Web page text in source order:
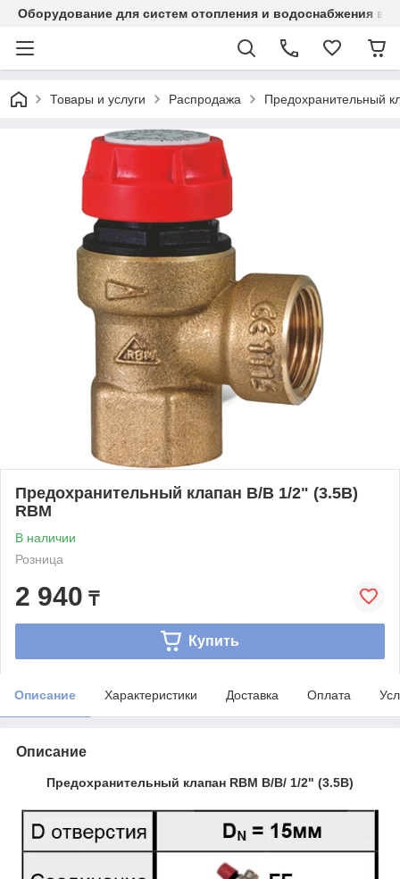
Оборудование для систем отопления и водоснабжения в
Товары и услуги Распродажа Предохранительный
Предохранительный клапан B/B 1/2" (3.5B)
RBM
В наличии
Розница
2 940 ₸
Купить
Описание Характеристики Доставка Оплата
Описание
Предохранительный клапан RBM B/B/ 1/2" (3.5B)